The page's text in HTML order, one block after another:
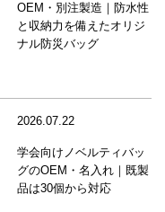
OEM・別注製造｜防水性
と収納力を備えたオリジ
ナル防災バッグ
2026.07.22
学会向けノベルティバッ
グのOEM・名入れ｜既製
品は30個から対応